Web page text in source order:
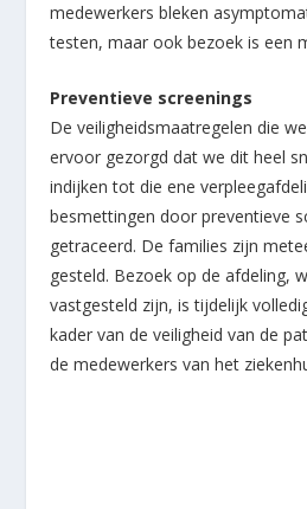
medewerkers bleken
testen, maar ook bezoek is een
Preventieve screenings
De veiligheidsmaatregelen die
ervoor gezorgd dat we dit heel
indijken tot die ene
besmettingen door preventieve
getraceerd. De families zijn
gesteld. Bezoek op de afdeling,
vastgesteld zijn, is tijdelijk
kader van de veiligheid van de
de medewerkers van het